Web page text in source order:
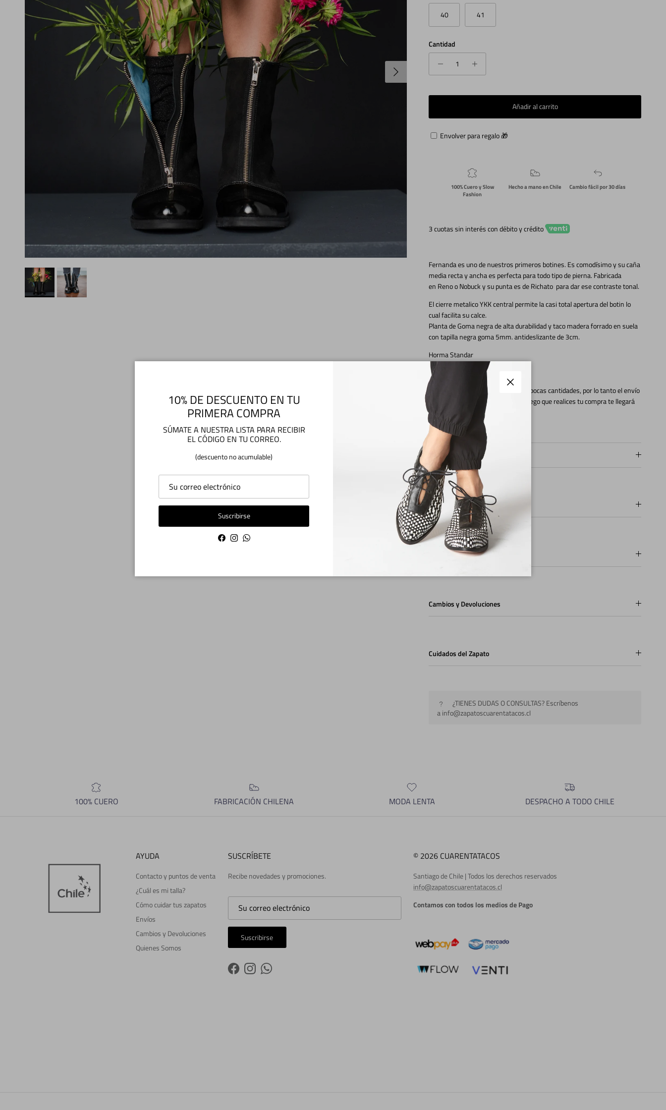
Siguiente
40 41
Cantidad
Añadir al carrito
Envolver para regalo 🎁
100% Cuero y Slow
Fashion
Hecho a mano en Chile Cambio fácil por 30 días
3 cuotas sin interés con débito y crédito
Fernanda es uno de nuestros primeros botines. Es comodísimo y su caña
media recta y ancha es perfecta para todo tipo de pierna. Fabricada
en Reno o Nobuck y su punta es de Richato para dar ese contraste tonal.
El cierre metalico YKK central permite la casi total apertura del botin lo
cual facilita su calce.
Planta de Goma negra de alta durabilidad y taco madera forrado en suela
con tapilla negra goma 5mm. antideslizante de 3cm.
Horma Standar
Y RECUERDA!!!!
Nuestros productos se fabrican en pocas cantidades, por lo tanto el envío
puede tardar entre 15 y 20 días. Luego que realices tu compra te llegará
un email con la fecha estimada.
Tiempos de fabricación
Envíos
Medios de pago
Cambios y Devoluciones
Cuidados del Zapato
¿TIENES DUDAS O CONSULTAS? Escríbenos
a info@zapatoscuarentatacos.cl
100% CUERO FABRICACIÓN CHILENA MODA LENTA DESPACHO A TODO CHILE
AYUDA
Contacto y puntos de venta
¿Cuál es mi talla?
Cómo cuidar tus zapatos
Envíos
Cambios y Devoluciones
Quienes Somos
SUSCRÍBETE
Recibe novedades y promociones.
Suscribirse
FacebookInstagramWhatsApp
© 2026 CUARENTATACOS
Santiago de Chile | Todos los derechos reservados
info@zapatoscuarentatacos.cl
Contamos con todos los medios de Pago
10% DE DESCUENTO EN TU
PRIMERA COMPRA
SÚMATE A NUESTRA LISTA PARA RECIBIR
EL CÓDIGO EN TU CORREO.
(descuento no acumulable)
Suscribirse
Facebook
InstagramWhatsApp